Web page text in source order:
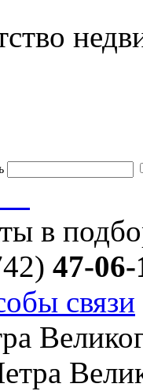
в
47-06-
связи